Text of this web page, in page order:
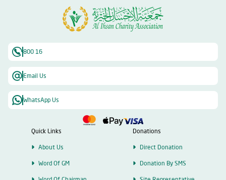
800 16
Email Us
WhatsApp Us
Quick Links
About Us
Word Of GM
Donations
Direct Donation
Donation By SMS